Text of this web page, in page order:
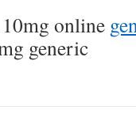
online
generic